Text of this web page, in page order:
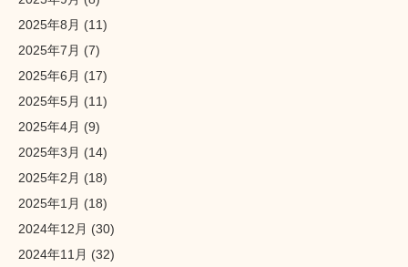
2025年8月 (11)
2025年7月 (7)
2025年6月 (17)
2025年5月 (11)
2025年4月 (9)
2025年3月 (14)
2025年2月 (18)
2025年1月 (18)
2024年12月 (30)
2024年11月 (32)